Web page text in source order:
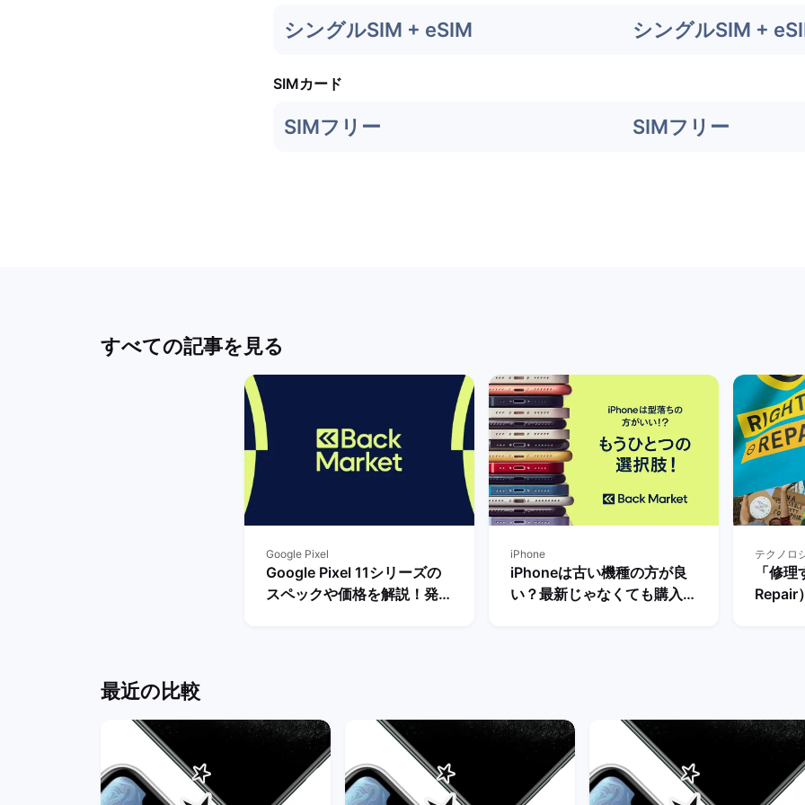
シングルSIM + eSIM シングルSIM +
SIMカード
SIMフリー SIMフリー
すべての記事を見る
Google Pixel
Google Pixel 11シリーズの
スペックや価格を解説！発売
iPhone
iPhoneは古い機種の方が良
い？最新じゃなくても購入す
テクノロ
「修
Repair
最近の比較